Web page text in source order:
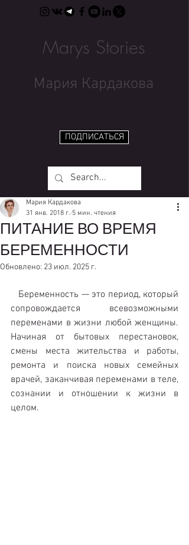
Marys Stories
Мария Кардакова
ПОДПИСАТЬСЯ
ПИТАНИЕ ВО ВРЕМЯ
БЕРЕМЕННОСТИ
Мария Кардакова
31 янв. 2018 г. 5 мин. чтения
Обновлено: 23 июл. 2025 г.
сопровождается всевозможными
переменами в жизни любой женщины.
Начиная от бытовых перестановок,
смены места жительства и работы,
ремонта и поиска новых семейных
врачей, заканчивая переменами в теле,
сознании и отношении к жизни в
целом.